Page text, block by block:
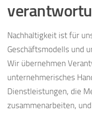
Nachhaltigkeit ist für
Geschäftsmodells und
Wir übernehmen
unternehmerisches
Dienstleistungen, die
zusammenarbeiten,